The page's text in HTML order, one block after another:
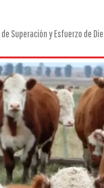
Superación y Esfuerzo de